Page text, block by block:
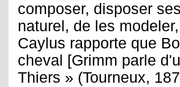
composer, disposer
naturel, de les
Caylus rapporte que
cheval [Grimm parle
Thiers » (Tourneux,